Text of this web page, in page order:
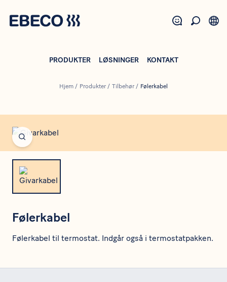
hovedindhold
PRODUKTER LØSNINGER KONTAKT
Hjem / Produkter / Tilbehør / Følerkabel
Open fullscreen
Følerkabel
Følerkabel til termostat. Indgår også i termostatpakken.